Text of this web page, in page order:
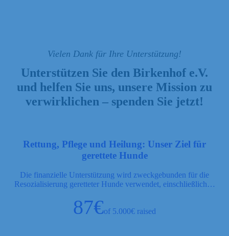
Vielen Dank für Ihre Unterstützung!
Unterstützen Sie den Birkenhof e.V.
und helfen Sie uns, unsere Mission zu
verwirklichen – spenden Sie jetzt!
Rettung, Pflege und Heilung: Unser Ziel für
gerettete Hunde
Die finanzielle Unterstützung wird zweckgebunden für die
Resozialisierung geretteter Hunde verwendet, einschließlich…
87€of 5.000€ raised